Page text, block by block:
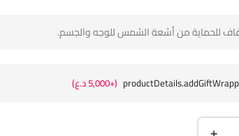
للحماية من أشعة الشمس للوجه والجسم.
(+5,000 د.ع)